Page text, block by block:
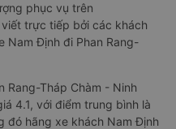
phục vụ trên
trực tiếp bởi các khách
Nam Định đi Phan Rang-
Rang-Tháp Chàm - Ninh
4.1, với điểm trung bình là
đó hãng xe khách Nam Định